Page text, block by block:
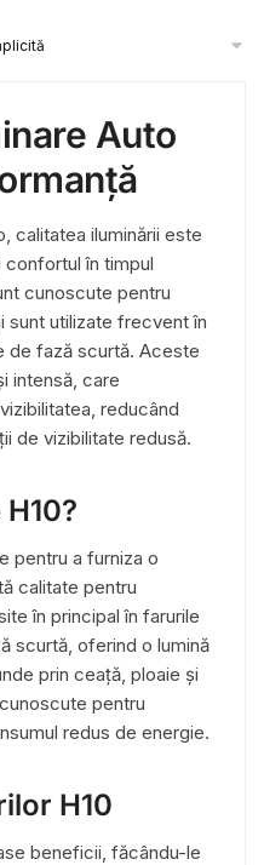
Auto
calitatea iluminării este
confortul în timpul
cunoscute pentru
sunt utilizate frecvent în
de fază scurtă. Aceste
intensă, care
reducând
de vizibilitate redusă.
pentru a furniza o
calitate pentru
în principal în farurile
scurtă, oferind o lumină
prin ceață, ploaie și
pentru
redus de energie.
H10
beneficii, făcându-le